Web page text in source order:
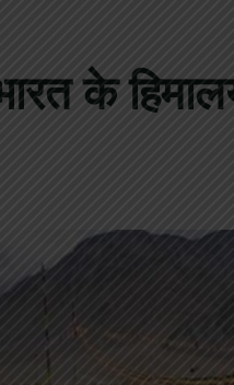
के